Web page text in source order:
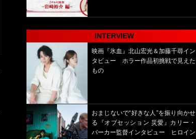
INTERVIEW
映画『氷血』北山宏光＆加藤千尋イン
タビュー ホラー作品初挑戦で見えた
もの
おまじないで“好きな人”を振り向かせ
る『オブセッション 災愛』カリー・
バーカー監督インタビュー ヒロイン